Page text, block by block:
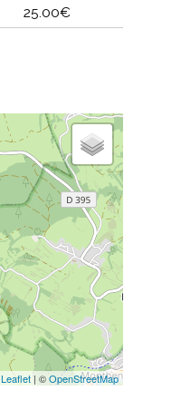
25.00€
Leaflet | ©OpenStreetMap